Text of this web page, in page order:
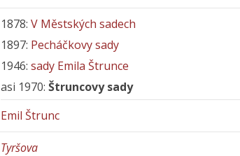
1878:V Městských sadech
1897: Pecháčkovy sady
1946:sady Emila Štrunce
asi 1970:Štruncovy sady
Emil Štrunc
Tyršova